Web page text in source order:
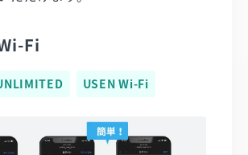
Fi​​
USEN Wi-Fi